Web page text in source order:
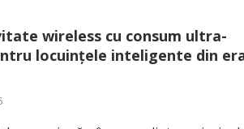
wireless cu consum ultra-
locuințele inteligente din